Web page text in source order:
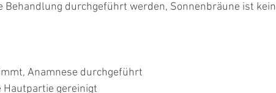
Behandlung durchgeführt werden, Sonnenbräune ist kein
Anamnese durchgeführt
Hautpartie gereinigt